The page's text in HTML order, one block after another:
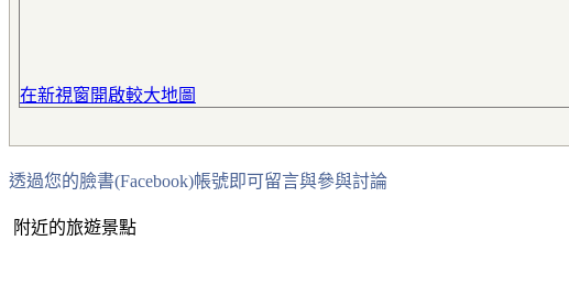
在新視窗開啟較大地圖
透過您的臉書(Facebook)帳號即可留言與參與討論
附近的旅遊景點